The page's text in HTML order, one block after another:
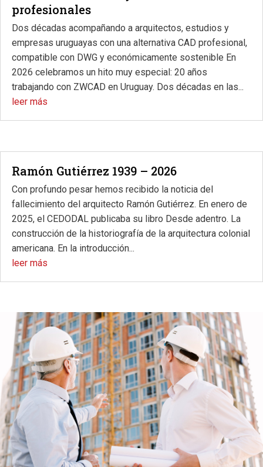
profesionales
Dos décadas acompañando a arquitectos, estudios y
empresas uruguayas con una alternativa CAD profesional,
compatible con DWG y económicamente sostenible En
2026 celebramos un hito muy especial: 20 años
trabajando con ZWCAD en Uruguay. Dos décadas en las...
leer más
Ramón Gutiérrez 1939 – 2026
Con profundo pesar hemos recibido la noticia del
fallecimiento del arquitecto Ramón Gutiérrez. En enero de
2025, el CEDODAL publicaba su libro Desde adentro. La
construcción de la historiografía de la arquitectura colonial
americana. En la introducción...
leer más